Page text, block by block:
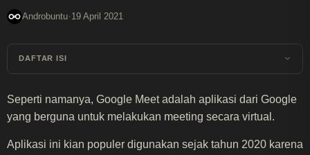
Androbuntu·19 April 2021
DAFTAR ISI
Seperti namanya, Google Meet adalah aplikasi dari Google
yang berguna untuk melakukan meeting secara virtual.
Aplikasi ini kian populer digunakan sejak tahun 2020 karena